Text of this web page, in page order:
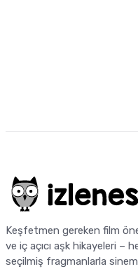
Keşfetmen gereken film
ve iç açıcı aşk hikayeleri –
seçilmiş fragmanlarla